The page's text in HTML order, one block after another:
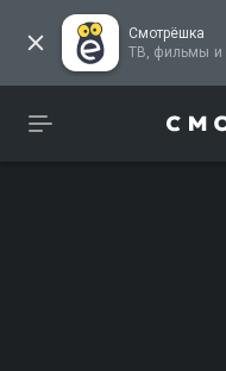
Смотрёшка